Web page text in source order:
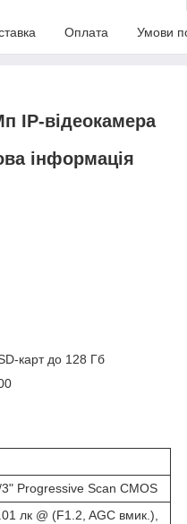
Оплата Умови
IP-відеокамера
інформація
карт до 128 Гб
3" Progressive Scan CMOS
лк @ (F1.2, AGC вмик.),